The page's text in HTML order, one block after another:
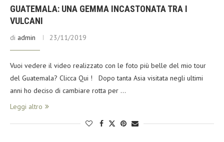
GUATEMALA: UNA GEMMA INCASTONATA TRA I
VULCANI
di admin 23/11/2019
Vuoi vedere il video realizzato con le foto più belle del mio tour
del Guatemala? Clicca Qui ! Dopo tanta Asia visitata negli ultimi
anni ho deciso di cambiare rotta per …
Leggi altro